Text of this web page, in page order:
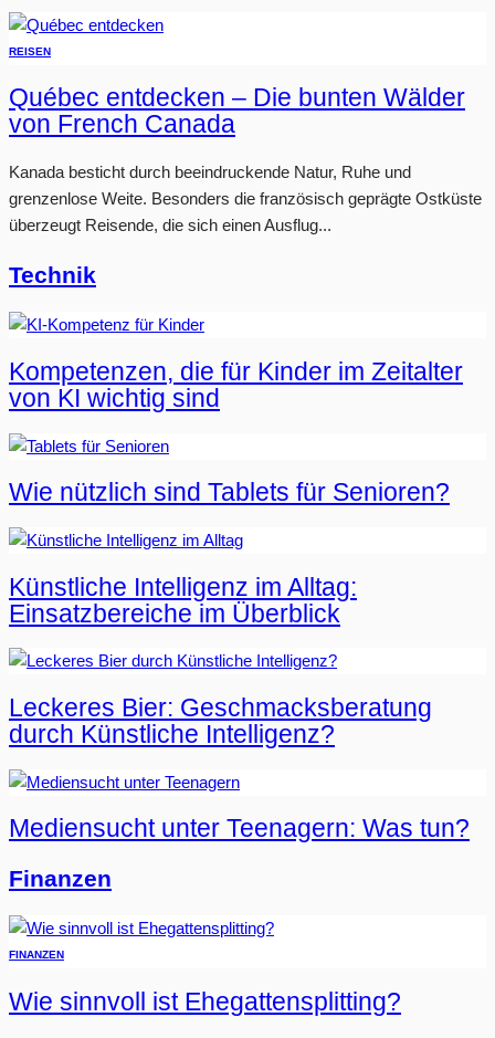
REISEN
Québec entdecken – Die bunten Wälder
von French Canada
Kanada besticht durch beeindruckende Natur, Ruhe und
grenzenlose Weite. Besonders die französisch geprägte Ostküste
überzeugt Reisende, die sich einen Ausflug...
Technik
Kompetenzen, die für Kinder im Zeitalter
von KI wichtig sind
Wie nützlich sind Tablets für Senioren?
Künstliche Intelligenz im Alltag:
Einsatzbereiche im Überblick
Leckeres Bier: Geschmacksberatung
durch Künstliche Intelligenz?
Mediensucht unter Teenagern: Was tun?
Finanzen
FINANZEN
Wie sinnvoll ist Ehegattensplitting?